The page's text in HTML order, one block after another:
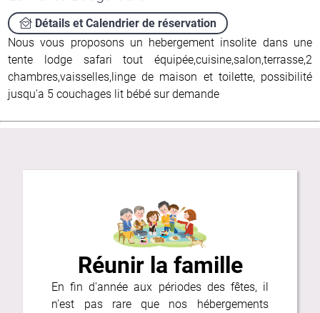
Détails et Calendrier de réservation
Nous vous proposons un hebergement insolite dans une
tente lodge safari tout équipée,cuisine,salon,terrasse,2
chambres,vaisselles,linge de maison et toilette, possibilité
jusqu'a 5 couchages lit bébé sur demande
Réunir la famille
En fin d'année aux périodes des fêtes, il
n'est pas rare que nos hébergements